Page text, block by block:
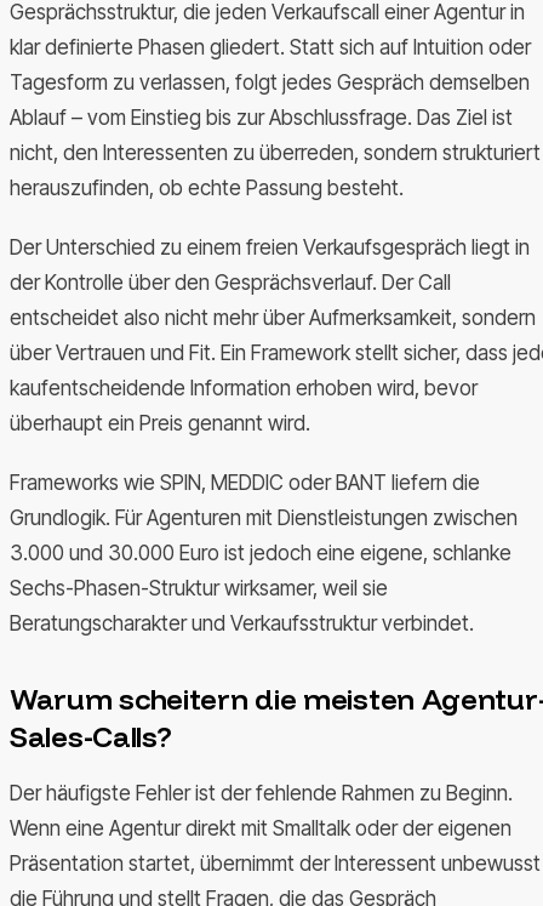
Gesprächsstruktur, die jeden Verkaufscall einer Agentur in
klar definierte Phasen gliedert. Statt sich auf Intuition oder
Tagesform zu verlassen, folgt jedes Gespräch demselben
Ablauf – vom Einstieg bis zur Abschlussfrage. Das Ziel ist
nicht, den Interessenten zu überreden, sondern strukturiert
herauszufinden, ob echte Passung besteht.
Der Unterschied zu einem freien Verkaufsgespräch liegt in
der Kontrolle über den Gesprächsverlauf. Der Call
entscheidet also nicht mehr über Aufmerksamkeit, sondern
über Vertrauen und Fit. Ein Framework stellt sicher, dass
kaufentscheidende Information erhoben wird, bevor
überhaupt ein Preis genannt wird.
Frameworks wie SPIN, MEDDIC oder BANT liefern die
Grundlogik. Für Agenturen mit Dienstleistungen zwischen
3.000 und 30.000 Euro ist jedoch eine eigene, schlanke
Sechs-Phasen-Struktur wirksamer, weil sie
Beratungscharakter und Verkaufsstruktur verbindet.
Warum scheitern die meisten
Sales-Calls?
Der häufigste Fehler ist der fehlende Rahmen zu Beginn.
Wenn eine Agentur direkt mit Smalltalk oder der eigenen
Präsentation startet, übernimmt der Interessent unbewusst
die Führung und stellt Fragen, die das Gespräch